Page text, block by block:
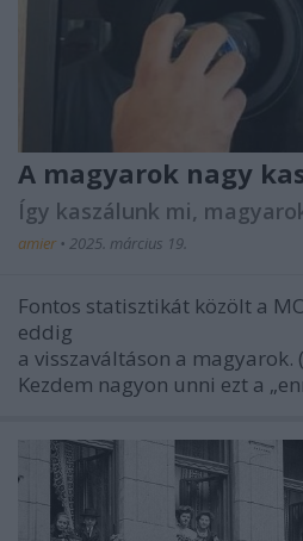
A magyarok nagy
Így kaszálunk mi,
amier • 2025. március 19.
Fontos statisztikát közölt a
eddig
a visszaváltáson a magyarok. (
Kezdem nagyon unni ezt a